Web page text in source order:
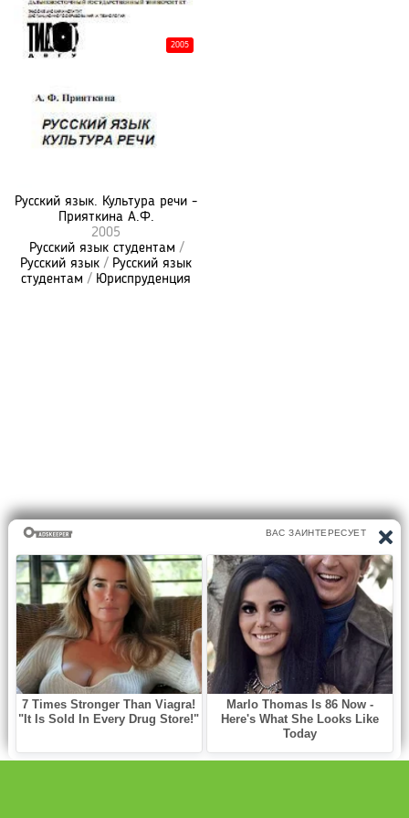
Русский язык. Культура речи -
Прияткина А.Ф.
2005
Русский язык студентам /
Русский язык / Русский язык
студентам / Юриспруденция
2005